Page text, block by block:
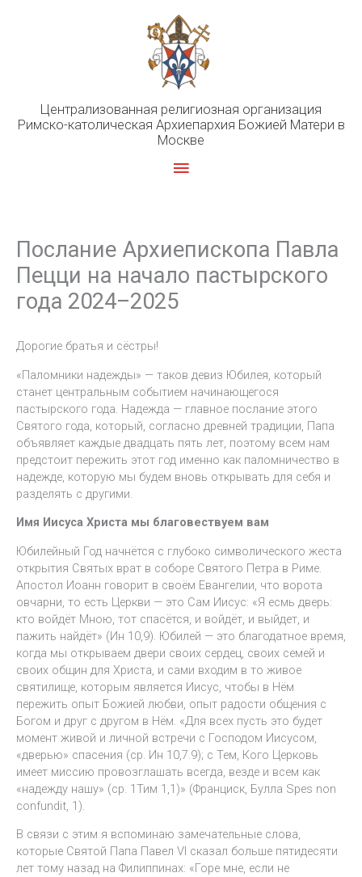
Централизованная религиозная организация
Римско-католическая Архиепархия Божией Матери в
Москве
Главное
Послание Архиепископа Павла
Пецци на начало пастырского
года 2024–2025
Дорогие братья и сёстры!
«Паломники надежды» — таков девиз Юбилея, который
станет центральным событием начинающегося
пастырского года. Надежда — главное послание этого
Святого года, который, согласно древней традиции, Папа
объявляет каждые двадцать пять лет, поэтому всем нам
предстоит пережить этот год именно как паломничество в
надежде, которую мы будем вновь открывать для себя и
разделять с другими.
Имя Иисуса Христа мы благовествуем вам
Юбилейный Год начнётся с глубоко символического жеста
открытия Святых врат в соборе Святого Петра в Риме.
Апостол Иоанн говорит в своём Евангелии, что ворота
овчарни, то есть Церкви — это Сам Иисус: «Я есмь дверь:
кто войдёт Мною, тот спасётся, и войдёт, и выйдет, и
пажить найдёт» (Ин 10,9). Юбилей — это благодатное время,
когда мы открываем двери своих сердец, своих семей и
своих общин для Христа, и сами входим в то живое
святилище, которым является Иисус, чтобы в Нём
пережить опыт Божией любви, опыт радости общения с
Богом и друг с другом в Нём. «Для всех пусть это будет
момент живой и личной встречи с Господом Иисусом,
«дверью» спасения (ср. Ин 10,7.9); с Тем, Кого Церковь
имеет миссию провозглашать всегда, везде и всем как
«надежду нашу» (ср. 1Тим 1,1)» (Франциск, Булла Spes non
confundit, 1).
В связи с этим я вспоминаю замечательные слова,
которые Святой Папа Павел VI сказал больше пятидесяти
лет тому назад на Филиппинах: «Горе мне, если не